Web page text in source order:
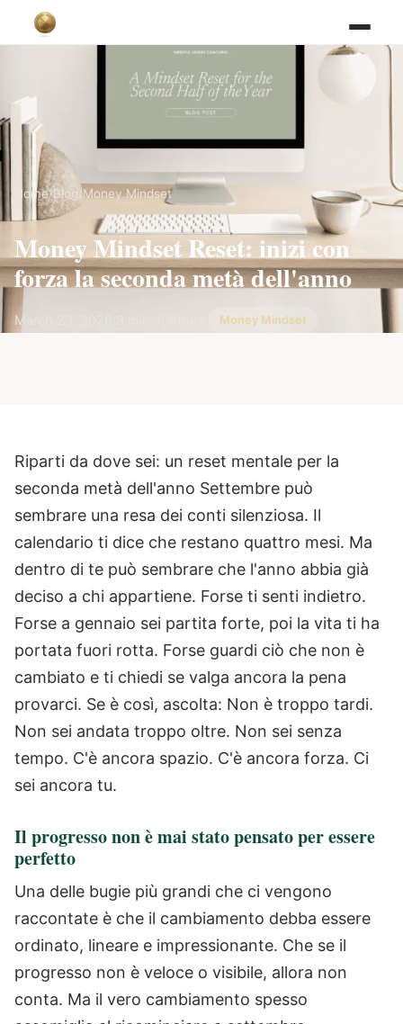
Home/Blog /Money Mindset
Money Mindset Reset: inizi con
forza la seconda metà dell'anno
March 23, 2026 Money Mindset
Riparti da dove sei: un reset mentale per la
seconda metà dell'anno Settembre può
sembrare una resa dei conti silenziosa. Il
calendario ti dice che restano quattro mesi. Ma
dentro di te può sembrare che l'anno abbia già
deciso a chi appartiene. Forse ti senti indietro.
Forse a gennaio sei partita forte, poi la vita ti ha
portata fuori rotta. Forse guardi ciò che non è
cambiato e ti chiedi se valga ancora la pena
provarci. Se è così, ascolta: Non è troppo tardi.
Non sei andata troppo oltre. Non sei senza
tempo. C'è ancora spazio. C'è ancora forza. Ci
sei ancora tu.
Il progresso non è mai stato pensato per essere
perfetto
Una delle bugie più grandi che ci vengono
raccontate è che il cambiamento debba essere
ordinato, lineare e impressionante. Che se il
progresso non è veloce o visibile, allora non
conta. Ma il vero cambiamento spesso